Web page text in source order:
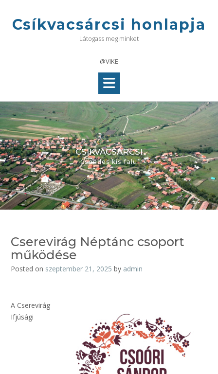
contentCsíkvacsárcsi honlapja
Látogass meg minket
@VIKE
CSIKVACSÁRCSI
Csendes kis falu
Cserevirág Néptánc csoport
működése
Posted on szeptember 21, 2025 by admin
A Cserevirág
Ifjúsági